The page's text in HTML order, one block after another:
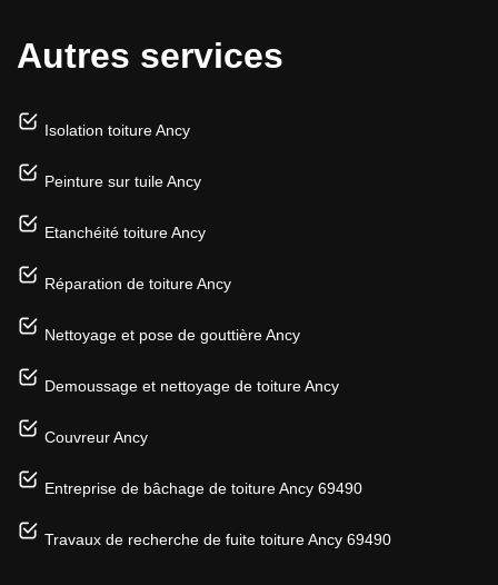
Autres services
Isolation toiture Ancy
Peinture sur tuile Ancy
Etanchéité toiture Ancy
Réparation de toiture Ancy
Nettoyage et pose de gouttière Ancy
Demoussage et nettoyage de toiture Ancy
Couvreur Ancy
Entreprise de bâchage de toiture Ancy 69490
Travaux de recherche de fuite toiture Ancy 69490